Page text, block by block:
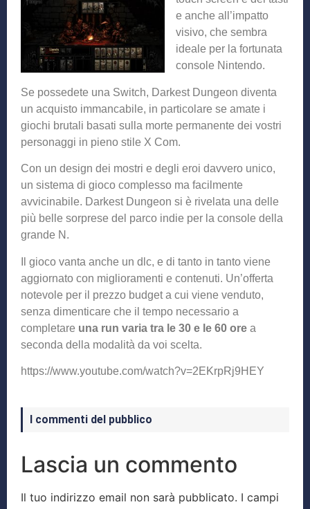
e anche all’impatto
visivo, che sembra
ideale per la fortunata
console Nintendo.
Se possedete una Switch, Darkest Dungeon diventa
un acquisto immancabile, in particolare se amate i
giochi brutali basati sulla morte permanente dei vostri
personaggi in pieno stile X Com.
Con un design dei mostri e degli eroi davvero unico,
un sistema di gioco complesso ma facilmente
avvicinabile. Darkest Dungeon si è rivelata una delle
più belle sorprese del parco indie per la console della
grande N.
Il gioco vanta anche un dlc, e di tanto in tanto viene
aggiornato con miglioramenti e contenuti. Un’offerta
notevole per il prezzo budget a cui viene venduto,
senza dimenticare che il tempo necessario a
completare una run varia tra le 30 e le 60 ore a
seconda della modalità da voi scelta.
https://www.youtube.com/watch?v=2EKrpRj9HEY
I commenti del pubblico
Lascia un commento
Il tuo indirizzo email non sarà pubblicato. I campi